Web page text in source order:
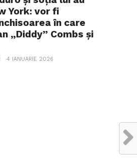
York: vor fi
în care
„Diddy” Combs și
4 IANUARIE 2026